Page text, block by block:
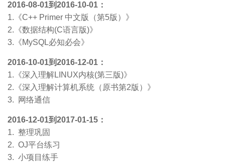
2016-08-01到2016-10-01：
1.《C++ Primer 中文版（第5版）》
2.《数据结构(C语言版)》
3.《MySQL必知必会》
2016-10-01到2016-12-01：
1.《深入理解LINUX内核(第三版)》
2.《深入理解计算机系统（原书第2版）》
3. 网络通信
2016-12-01到2017-01-15：
1. 整理巩固
2. OJ平台练习
3. 小项目练手